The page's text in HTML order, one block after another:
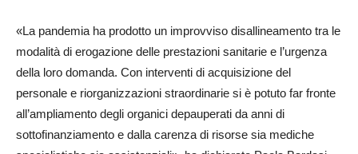
«La pandemia ha prodotto un improvviso disallineamento tra le
modalità di erogazione delle prestazioni sanitarie e l’urgenza
della loro domanda. Con interventi di acquisizione del
personale e riorganizzazioni straordinarie si è potuto far fronte
all’ampliamento degli organici depauperati da anni di
sottofinanziamento e dalla carenza di risorse sia mediche